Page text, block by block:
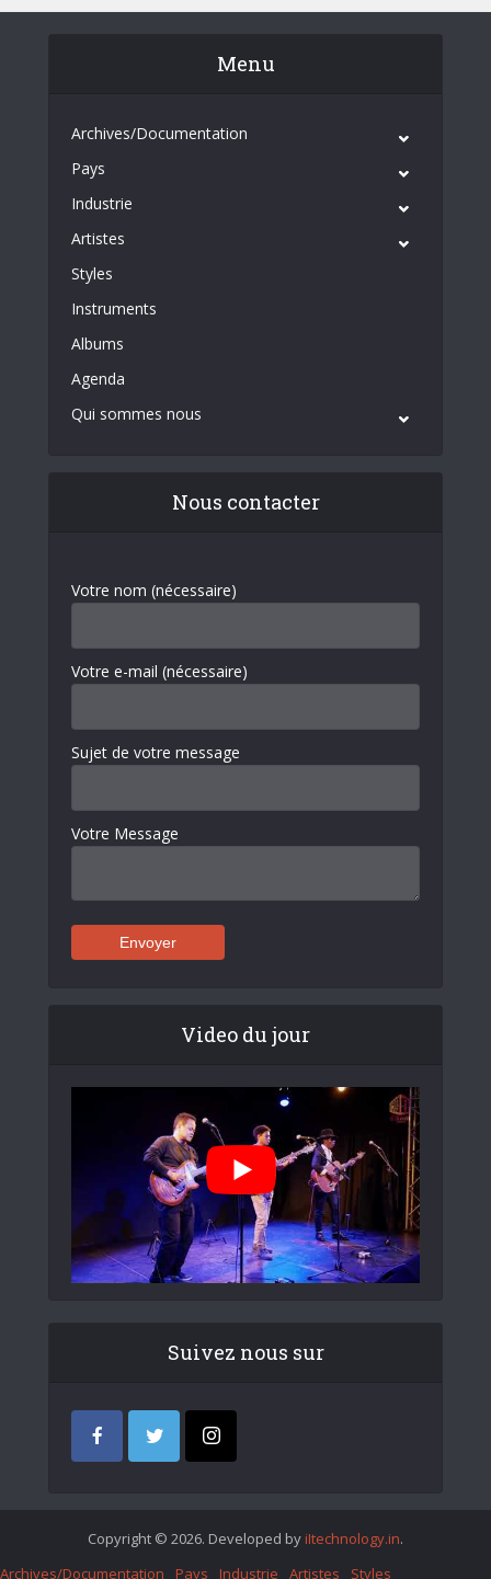
Menu
Archives/Documentation
Pays
Industrie
Artistes
Styles
Instruments
Albums
Agenda
Qui sommes nous
Nous contacter
Votre nom (nécessaire)
Votre e-mail (nécessaire)
Sujet de votre message
Votre Message
Video du jour
Suivez nous sur
Copyright © 2026. Developed by iItechnology.in.
Archives/Documentation
Pays Industrie Artistes Styles